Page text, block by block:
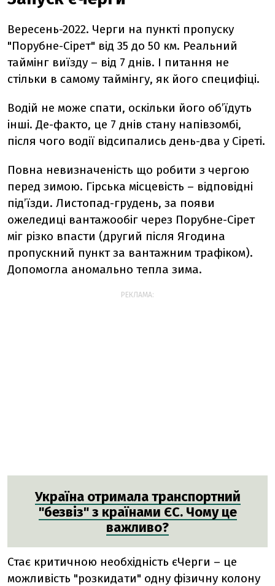
Вересень-2022. Черги на пункті пропуску
"Порубне-Сірет" від 35 до 50 км. Реальний
таймінг виїзду – від 7 днів. І питання не
стільки в самому таймінгу, як його специфіці.
Водій не може спати, оскільки його об’їдуть
інші. Де-факто, це 7 днів стану напівзомбі,
після чого водії відсипались день-два у Сіреті.
Повна невизначеність що робити з чергою
перед зимою. Гірська місцевість – відповідні
під’їзди. Листопад-грудень, за появи
ожеледиці вантажообіг через Порубне-Сірет
міг різко впасти (другий після Ягодина
пропускний пункт за вантажним трафіком).
Допомогла аномально тепла зима.
РЕКЛАМА:
Україна отримала транспортний
"безвіз" з країнами ЄС. Чому це
важливо?
Стає критичною необхідність єЧерги – це
можливість "розкидати" одну фізичну колону